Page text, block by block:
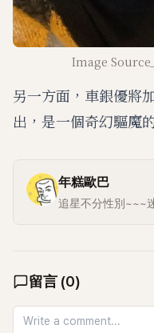
Image
另一方面，車銀優將
出，是一個奇幻驅魔
年糕歐巴
追星不分性別~~~
留言 (0)